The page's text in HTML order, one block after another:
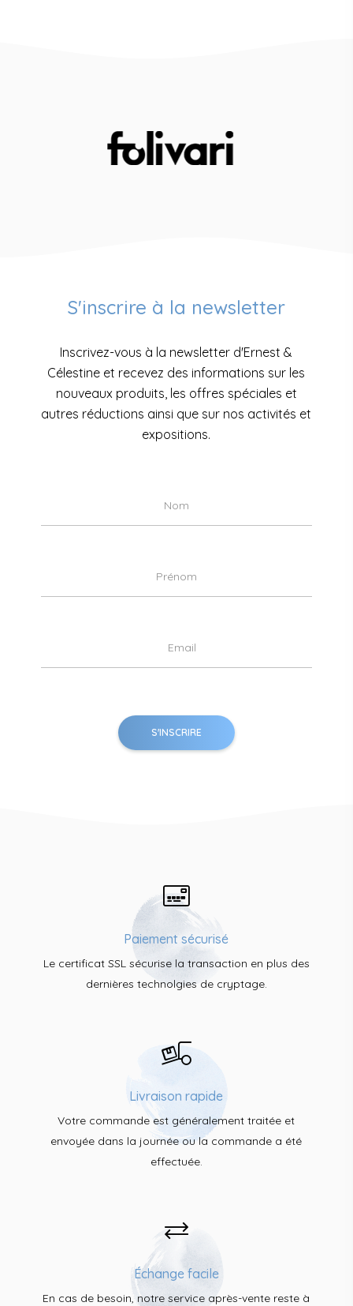
S'inscrire à la newsletter
Inscrivez-vous à la newsletter d'Ernest &
Célestine et recevez des informations sur les
nouveaux produits, les offres spéciales et
autres réductions ainsi que sur nos activités et
expositions.
Paiement sécurisé
Le certificat SSL sécurise la transaction en plus des
dernières technolgies de cryptage.
Livraison rapide
Votre commande est généralement traitée et
envoyée dans la journée ou la commande a été
effectuée.
Échange facile
En cas de besoin, notre service après-vente reste à